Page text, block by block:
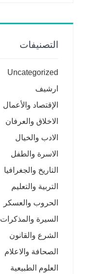
التصنيفات
Uncategorized
ارشيف
الإقتصاد والأعمال
الاخلاق والعرفان
الادب والخيال
الاسرة والطفل
التاريخ والجغرافيا
التربية والتعليم
الحروب والعسكر
السيرة والمذكرات
الشرع والقانون
الصحافة والاعلام
العلوم الطبيعية